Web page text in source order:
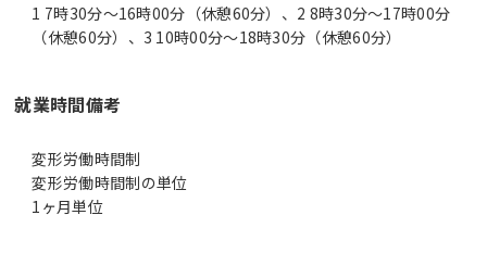
1 7時30分〜16時00分（休憩60分）、2 8時30分〜17時00分
（休憩60分）、3 10時00分〜18時30分（休憩60分）
就業時間備考
変形労働時間制
変形労働時間制の単位
1ヶ月単位